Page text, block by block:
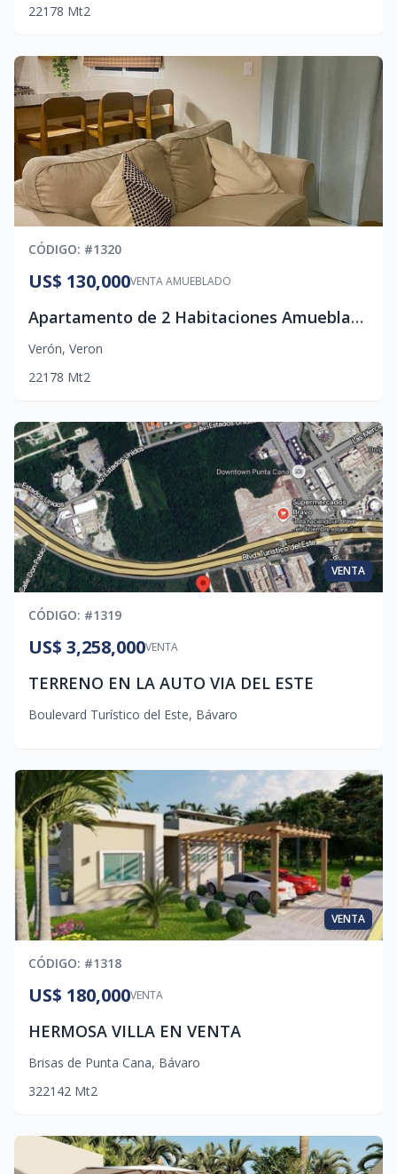
221 78 Mt2
CÓDIGO: #1320
VENTA AMUEBLADO
US$ 130,000
Apartamento de 2 Habitaciones Amueblado
Verón, Veron
221 78 Mt2
VENTA
CÓDIGO: #1319
VENTA
US$ 3,258,000
TERRENO EN LA AUTO VIA DEL ESTE
Boulevard Turístico del Este, Bávaro
VENTA
CÓDIGO: #1318
VENTA
US$ 180,000
HERMOSA VILLA EN VENTA
Brisas de Punta Cana, Bávaro
322142 Mt2